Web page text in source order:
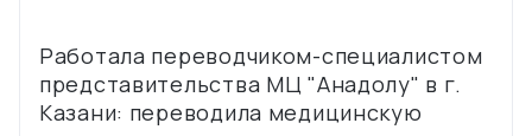
Работала переводчиком-специалистом
представительства МЦ "Анадолу" в г.
Казани: переводила медицинскую